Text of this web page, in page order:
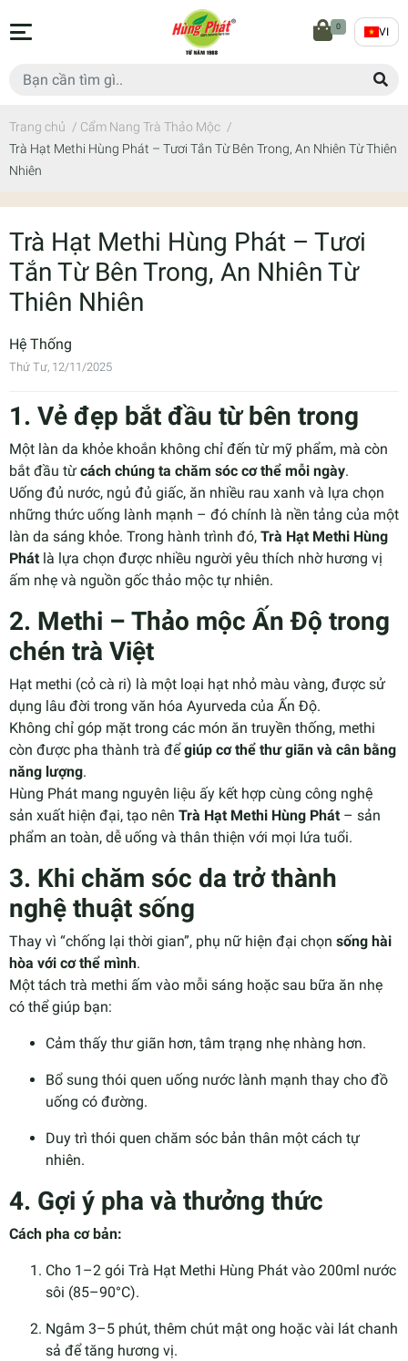
0 VI
Trang chủ / Cẩm Nang Trà Thảo Mộc /
Trà Hạt Methi Hùng Phát – Tươi Tắn Từ Bên Trong, An Nhiên Từ Thiên
Nhiên
Trà Hạt Methi Hùng Phát – Tươi
Tắn Từ Bên Trong, An Nhiên Từ
Thiên Nhiên
Hệ Thống
Thứ Tư, 12/11/2025
1. Vẻ đẹp bắt đầu từ bên trong
Một làn da khỏe khoắn không chỉ đến từ mỹ phẩm, mà còn
bắt đầu từ cách chúng ta chăm sóc cơ thể mỗi ngày.
Uống đủ nước, ngủ đủ giấc, ăn nhiều rau xanh và lựa chọn
những thức uống lành mạnh – đó chính là nền tảng của một
làn da sáng khỏe. Trong hành trình đó, Trà Hạt Methi Hùng
Phátlà lựa chọn được nhiều người yêu thích nhờ hương vị
ấm nhẹ và nguồn gốc thảo mộc tự nhiên.
2. Methi – Thảo mộc Ấn Độ trong
chén trà Việt
Hạt methi (cỏ cà ri) là một loại hạt nhỏ màu vàng, được sử
dụng lâu đời trong văn hóa Ayurveda của Ấn Độ.
Không chỉ góp mặt trong các món ăn truyền thống, methi
còn được pha thành trà đểgiúp cơ thể thư giãn và cân bằng
năng lượng.
Hùng Phát mang nguyên liệu ấy kết hợp cùng công nghệ
sản xuất hiện đại, tạo nên Trà Hạt Methi Hùng Phát– sản
phẩm an toàn, dễ uống và thân thiện với mọi lứa tuổi.
3. Khi chăm sóc da trở thành
nghệ thuật sống
Thay vì “chống lại thời gian”, phụ nữ hiện đại chọn sống hài
hòa với cơ thể mình.
Một tách trà methi ấm vào mỗi sáng hoặc sau bữa ăn nhẹ
có thể giúp bạn:
Cảm thấy thư giãn hơn, tâm trạng nhẹ nhàng hơn.
Bổ sung thói quen uống nước lành mạnh thay cho đồ
uống có đường.
Duy trì thói quen chăm sóc bản thân một cách tự
nhiên.
4. Gợi ý pha và thưởng thức
Cách pha cơ bản:
Cho 1–2 gói Trà Hạt Methi Hùng Phát vào 200ml nước
sôi (85–90°C).
Ngâm 3–5 phút, thêm chút mật ong hoặc vài lát chanh
sả để tăng hương vị.